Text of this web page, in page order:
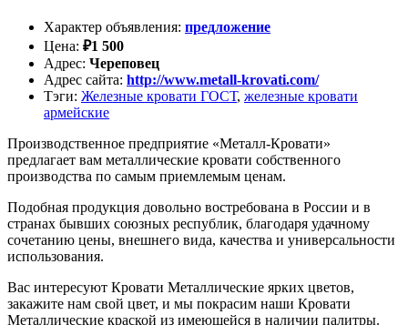
Характер объявления: предложение
Цена: ₽1 500
Адрес: Череповец
Адрес сайта: http://www.metall-krovati.com/
Тэги: Железные кровати ГОСТ, железные кровати
армейские
Производственное предприятие «Металл-Кровати»
предлагает вам металлические кровати собственного
производства по самым приемлемым ценам.
Подобная продукция довольно востребована в России и в
странах бывших союзных республик, благодаря удачному
сочетанию цены, внешнего вида, качества и универсальности
использования.
Вас интересуют Кровати Металлические ярких цветов,
закажите нам свой цвет, и мы покрасим наши Кровати
Металлические краской из имеющейся в наличии палитры.